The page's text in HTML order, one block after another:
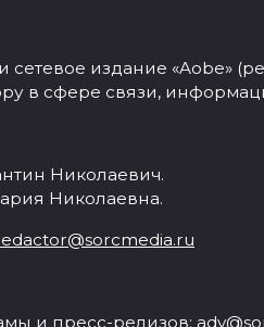
издание «Aobe»
в сфере связи,
Николаевич.
Николаевна.
и пресс-релизов: